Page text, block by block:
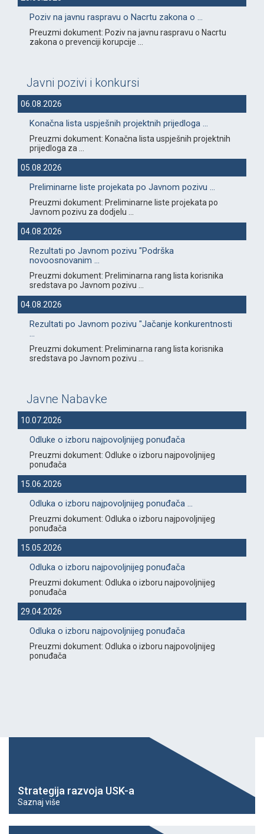
Poziv na javnu raspravu o Nacrtu zakona o ...
Preuzmi dokument: Poziv na javnu raspravu o Nacrtu
zakona o prevenciji korupcije ...
Javni pozivi i konkursi
06.08.2026
Konačna lista uspješnih projektnih prijedloga ...
Preuzmi dokument: Konačna lista uspješnih projektnih
prijedloga za ...
05.08.2026
Preliminarne liste projekata po Javnom pozivu ...
Preuzmi dokument: Preliminarne liste projekata po
Javnom pozivu za dodjelu ...
04.08.2026
Rezultati po Javnom pozivu "Podrška
novoosnovanim ...
Preuzmi dokument: Preliminarna rang lista korisnika
sredstava po Javnom pozivu ...
04.08.2026
Rezultati po Javnom pozivu "Jačanje konkurentnosti
...
Preuzmi dokument: Preliminarna rang lista korisnika
sredstava po Javnom pozivu ...
Javne Nabavke
10.07.2026
Odluke o izboru najpovoljnijeg ponuđača
Preuzmi dokument: Odluke o izboru najpovoljnijeg
ponuđača
15.06.2026
Odluka o izboru najpovoljnijeg ponuđača ...
Preuzmi dokument: Odluka o izboru najpovoljnijeg
ponuđača
15.05.2026
Odluka o izboru najpovoljnijeg ponuđača
Preuzmi dokument: Odluka o izboru najpovoljnijeg
ponuđača
29.04.2026
Odluka o izboru najpovoljnijeg ponuđača
Preuzmi dokument: Odluka o izboru najpovoljnijeg
ponuđača
Strategija razvoja USK-a
Saznaj više